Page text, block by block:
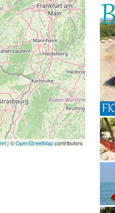
| ©OpenStreetMapcontributors